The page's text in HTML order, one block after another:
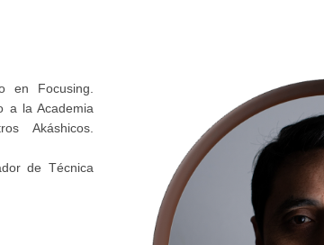
en Focusing.
a la Academia
Akáshicos.
de Técnica